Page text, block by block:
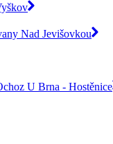
Nad Jevišovkou
U Brna - Hostěnice